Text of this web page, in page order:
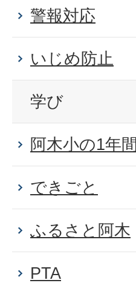
警報対応
いじめ防止
学び
阿木小の1年間
できごと
ふるさと阿木
PTA